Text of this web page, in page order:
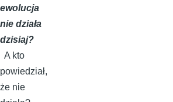
ewolucja
nie działa
dzisiaj?
A kto
powiedział,
że nie